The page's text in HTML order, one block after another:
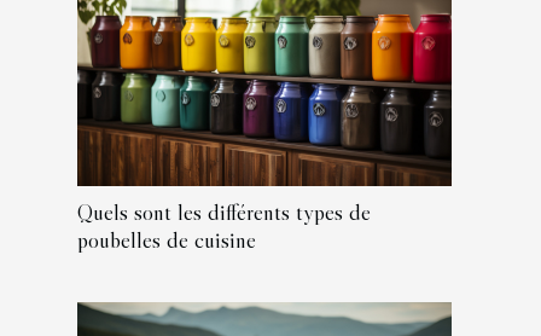
Quels sont les différents types de
poubelles de cuisine